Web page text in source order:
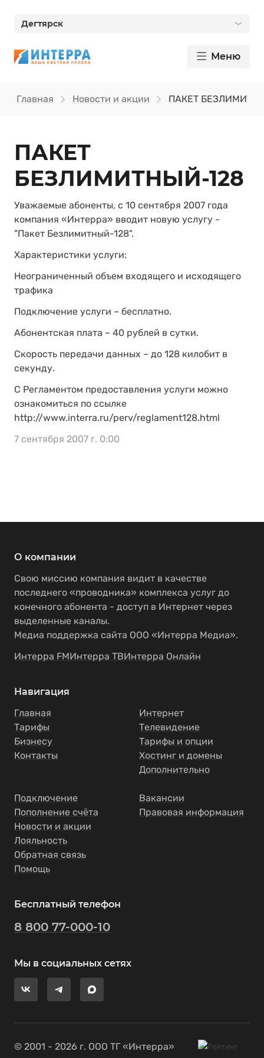
Дегтярск
Меню
Главная Новости и акции ПАКЕТ
ПАКЕТ
БЕЗЛИМИТНЫЙ-128
Уважаемые абоненты, с 10 сентября 2007 года
компания «Интерра» вводит новую услугу -
"Пакет Безлимитный-128".
Характеристики услуги:
Неограниченный объем входящего и исходящего
трафика
Подключение услуги – бесплатно.
Абонентская плата – 40 рублей в сутки.
Скорость передачи данных – до 128 килобит в
секунду.
С Регламентом предоставления услуги можно
ознакомиться по ссылке
http://www.interra.ru/perv/reglament128.html
7 сентября 2007 г. 0:00
О компании
Свою миссию компания видит в качестве
последнего «проводника» комплекса услуг до
конечного абонента - доступ в Интернет через
выделенные каналы.
Медиа поддержка сайта ООО «Интерра Медиа».
Интерра FMИнтерра ТВИнтерра Онлайн
Навигация
Главная
Тарифы
Бизнесу
Контакты
Интернет
Телевидение
Тарифы и опции
Хостинг и домены
Дополнительно
Подключение
Пополнение счёта
Новости и акции
Лояльность
Обратная связь
Помощь
Вакансии
Правовая информация
Бесплатный телефон
8 800 77-000-10
Мы в социальных сетях
© 2001 - 2026 г. ООО ТГ «Интерра»